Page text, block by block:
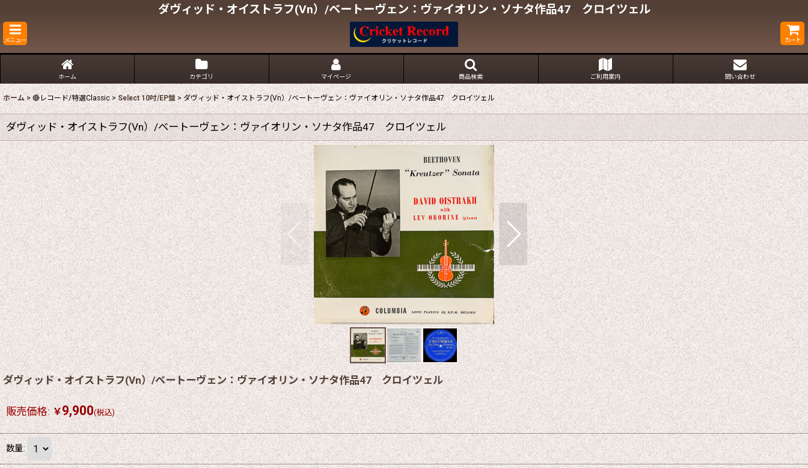
ダヴィッド・オイストラフ(Vn）/ベートーヴェン：ヴァイオリン・ソナタ作品47 クロイツェル
メニュー カート
ホーム カテゴリ マイページ 商品検索 ご利用案内 問い合わせ
ホーム > 🔴レコード/特選Classic > Select 10吋/EP盤 > ダヴィッド・オイストラフ(Vn）/ベートーヴェン：ヴァイオリン・ソナタ作品47 クロイツェル
ダヴィッド・オイストラフ(Vn）/ベートーヴェン：ヴァイオリン・ソナタ作品47 クロイツェル
ダヴィッド・オイストラフ(Vn）/ベートーヴェン：ヴァイオリン・ソナタ作品47 クロイツェル
販売価格: ￥9,900(税込)
数量: